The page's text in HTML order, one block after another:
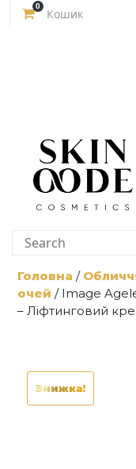
Skip
0
Кошик
Головна /
очей / Image
– Ліфтинговий
Знижка!